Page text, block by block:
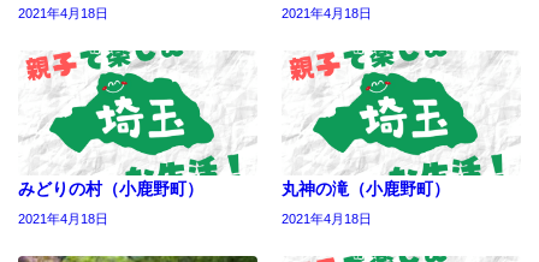
2021年4月18日 2021年4月18日
みどりの村（小鹿野町）
2021年4月18日
丸神の滝（小鹿野町）
2021年4月18日